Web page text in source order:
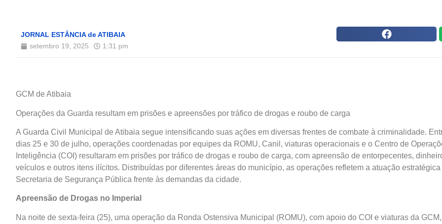
JORNAL ESTÂNCIA de ATIBAIA
setembro 19, 2025
1:31 pm
GCM de Atibaia
Operações da Guarda resultam em prisões e apreensões por tráfico de drogas e roubo de carga
A Guarda Civil Municipal de Atibaia segue intensificando suas ações em diversas frentes de combate à criminalidade.
dias 25 e 30 de julho, operações coordenadas por equipes da ROMU, Canil, viaturas operacionais e o Centro de
Inteligência (COI) resultaram em prisões por tráfico de drogas e roubo de carga, com apreensão de entorpecentes,
veículos e outros itens ilícitos. Distribuídas por diferentes áreas do município, as operações refletem a atuação estratégica
Secretaria de Segurança Pública frente às demandas da cidade.
Apreensão de Drogas no Imperial
Na noite de sexta-feira (25), uma operação da Ronda Ostensiva Municipal (ROMU), com apoio do COI e viaturas da